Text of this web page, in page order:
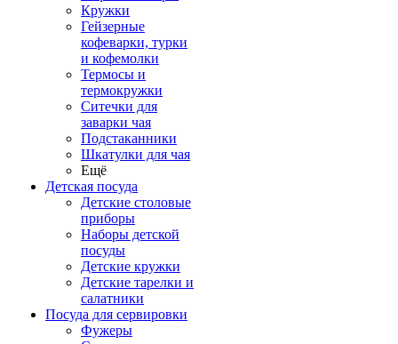
Кружки
Гейзерные
кофеварки, турки
и кофемолки
Термосы и
термокружки
Ситечки для
заварки чая
Подстаканники
Шкатулки для чая
Ещё
Детская посуда
Детские столовые
приборы
Наборы детской
посуды
Детские кружки
Детские тарелки и
салатники
Посуда для сервировки
Фужеры